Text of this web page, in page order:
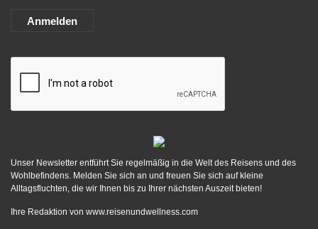
Anmelden
Unser Newsletter entführt Sie regelmäßig in die Welt des Reisens und des
Wohlbefindens. Melden Sie sich an und freuen Sie sich auf kleine
Alltagsfluchten, die wir Ihnen bis zu Ihrer nächsten Auszeit bieten!
Ihre Redaktion von www.reisenundwellness.com